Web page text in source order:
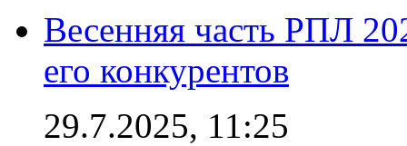
Весенняя часть РПЛ
его конкурентов
29.7.2025, 11:25